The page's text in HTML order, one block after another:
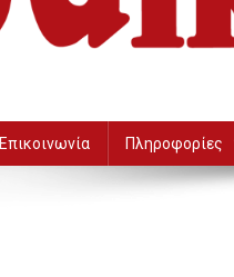
Επικοινωνία Πληροφορίες